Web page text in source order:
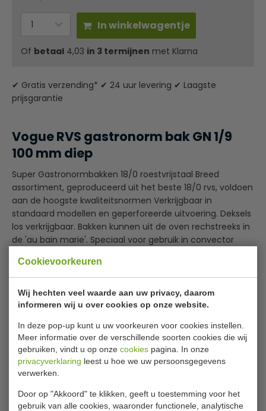
Cookievoorkeuren
Wij hechten veel waarde aan uw privacy, daarom
informeren wij u over cookies op onze website.
In deze pop-up kunt u uw voorkeuren voor cookies instellen.
Meer informatie over de verschillende soorten cookies die wij
gebruiken, vindt u op onze cookies pagina. In onze
privacyverklaring leest u hoe we uw persoonsgegevens
verwerken.
Door op "Akkoord" te klikken, geeft u toestemming voor het
gebruik van alle cookies, waaronder functionele, analytische
In winkelwagentje
Of betaal 4,03 in 3 termijnen met Klarna
✔ Gratis verzending* ✔ 24 uur levering ✔ Laagste
prijsgarantie
Vogue RVS gastronorm bak GN 1/9
100 mm diep
Super Gastronormbakken 18/0 roestvrijstaal Breed
assortiment, geproduceerd uit het beste 18/0 rvs, voldoen
aan de hoogste kwaliteitsnormen Verkrijgbaar in
standaard modellen en geperforeerde uitvoering. Deksels
los verkrijgbaar. Bakken kunnen uit de oven rechstreeks in
de 'au bain marie'. Speciaal voor gebruik in convector
hoeken voorkomen beschadiging en garanderen lange
levensduur. Strippen voor bain marie. Gaan nooit
vastzitten bij stapelen Volledig uitwisselbaar met alle
andere gastronorm producten.
Specificaties
Model
K 825
GN
1/9
Diep
100 mm
Maten
176 x 108 mm